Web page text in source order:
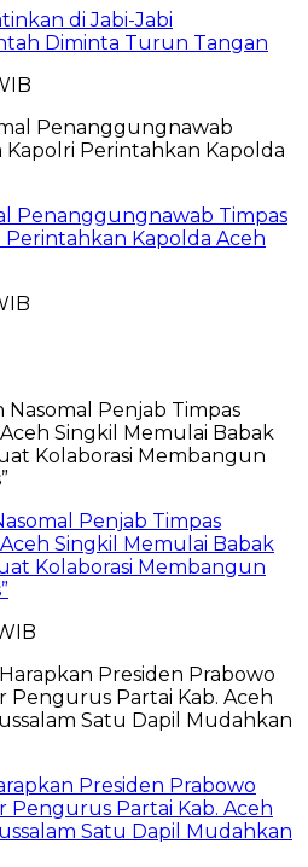
di Jabi-Jabi
Diminta Turun Tangan
Penanggungnawab Timpas
Kapolda Aceh
Penjab Timpas
Singkil Memulai Babak
Kolaborasi Membangun
Presiden Prabowo
Pengurus Partai Kab. Aceh
Satu Dapil Mudahkan